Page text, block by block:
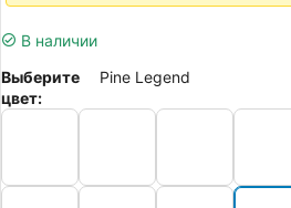
В наличии
Выберите
цвет:
Pine Legend